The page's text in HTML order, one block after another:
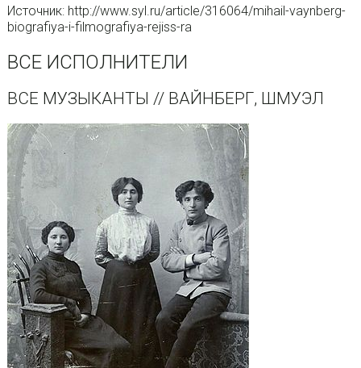
Источник: http://www.syl.ru/article/316064/mihail-vaynberg-
biografiya-i-filmografiya-rejiss-ra
ВСЕ ИСПОЛНИТЕЛИ
ВСЕ МУЗЫКАНТЫ // ВАЙНБЕРГ, ШМУЭЛ